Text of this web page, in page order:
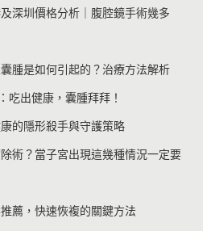
深圳價格分析｜腹腔鏡手術幾多
腫是如何引起的？治療方法解析
吃出健康，囊腫拜拜！
的隱形殺手與守護策略
術？當子宮出現這幾種情況一定要
薦，快速恢複的關鍵方法